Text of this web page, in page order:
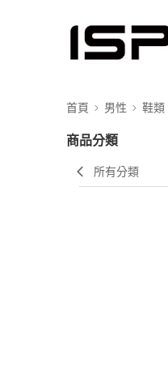
首頁 男性 鞋類
商品分類
所有分類